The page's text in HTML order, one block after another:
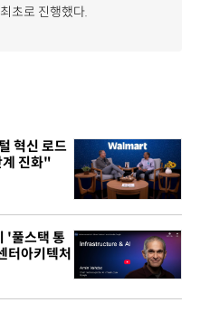
초로 진행했다.
혁신 로드
진화"
'풀스택 통
터아키텍처